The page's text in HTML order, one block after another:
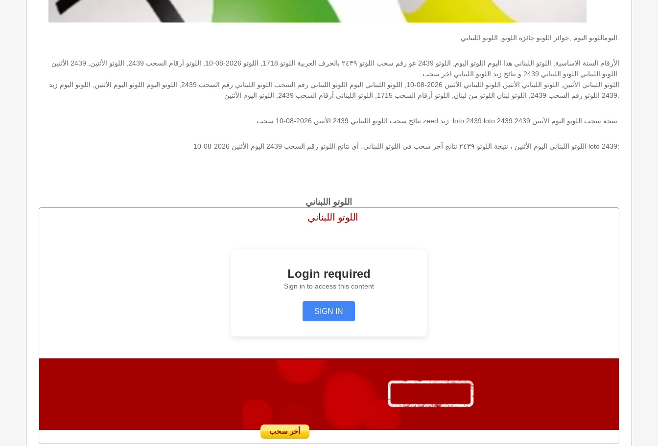
الأرقام الستة الاساسية, اللوتو اللبناني هذا اليوم اللوتو اليوم, اللوتو 2439 عو رقم سحب اللوتو ٢٤٣٩ بالحرف العربية اللوتو 1718, اللوتو 2026-08-10, اللوتو أرقام السحب 2439, اللوتو الأثنين, 2439 الأثنين
اللوتو اللبناني الأثنين, اللوتو اللبناني الأثنين اللوتو اللبناني الأثنين 2026-08-10, اللوتو اللبناني اليوم اللوتو اللبناني رقم السحب اللوتو اللبناني رقم السحب 2439, اللوتو اليوم اللوتو اليوم الأثنين, اللوتو اليوم زيد
اللوتو اللبناني اليوم الأثنين ، نتيجة اللوتو ٢٤٣٩ نتائج آخر سحب في اللوتو اللبناني، أي نتائج اللوتو رقم السحب 2439 اليوم الأثنين 2026-08-10 loto 2439:
اللوتو اللبناني
اللوتو اللبناني
Login required
Sign in to access this content
SIGN IN
أخر سحب